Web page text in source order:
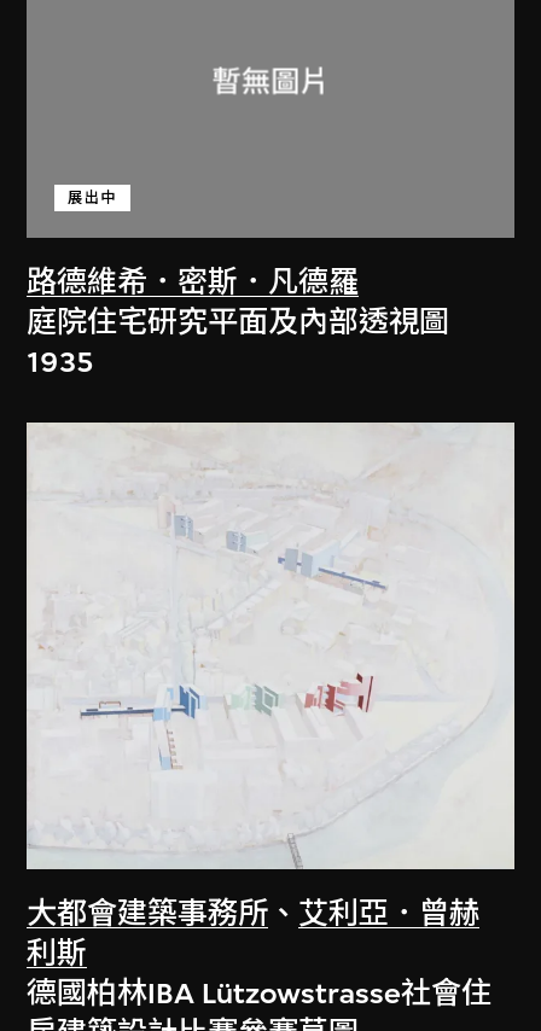
路德維希．密斯．凡德羅
展出中
庭院住宅研究平面及內部透視圖
1935
大都會建築事務所 、 艾利亞．曾赫
利斯
德國柏林IBA Lützowstrasse社會住